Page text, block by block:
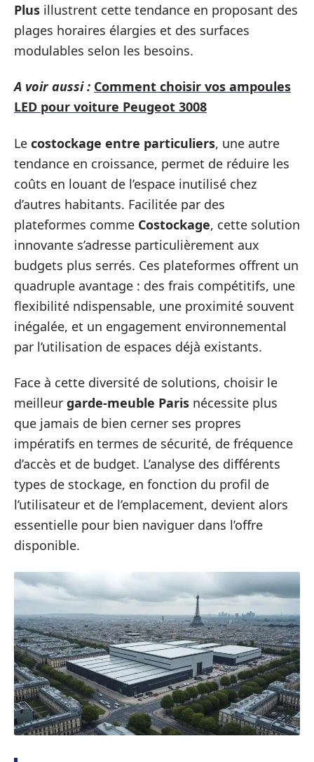
Plus illustrent cette tendance en proposant des
plages horaires élargies et des surfaces
modulables selon les besoins.
A voir aussi : Comment choisir vos ampoules
LED pour voiture Peugeot 3008
Le costockage entre particuliers, une autre
tendance en croissance, permet de réduire les
coûts en louant de l’espace inutilisé chez
d’autres habitants. Facilitée par des
plateformes comme Costockage, cette solution
innovante s’adresse particulièrement aux
budgets plus serrés. Ces plateformes offrent un
quadruple avantage : des frais compétitifs, une
flexibilité ndispensable, une proximité souvent
inégalée, et un engagement environnemental
par l’utilisation de espaces déjà existants.
Face à cette diversité de solutions, choisir le
meilleur garde-meuble Paris nécessite plus
que jamais de bien cerner ses propres
impératifs en termes de sécurité, de fréquence
d’accès et de budget. L’analyse des différents
types de stockage, en fonction du profil de
l’utilisateur et de l’emplacement, devient alors
essentielle pour bien naviguer dans l’offre
disponible.